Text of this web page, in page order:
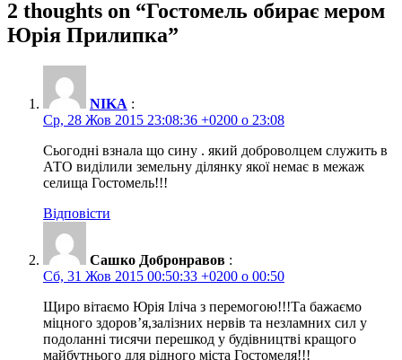
2 thoughts on “Гостомель обирає мером
Юрія Прилипка”
NIKA :
Ср, 28 Жов 2015 23:08:36 +0200 о 23:08
Сьогодні взнала що сину . який доброволцем служить в
АТО виділили земельну ділянку якої немає в межаж
селища Гостомель!!!
Відповісти
Сашко Добронравов :
Сб, 31 Жов 2015 00:50:33 +0200 о 00:50
Щиро вітаємо Юрія Іліча з перемогою!!!Та бажаємо
міцного здоров’я,залізних нервів та незламних сил у
подоланні тисячи перешкод у будівництві кращого
майбутнього для рідного міста Гостомеля!!!